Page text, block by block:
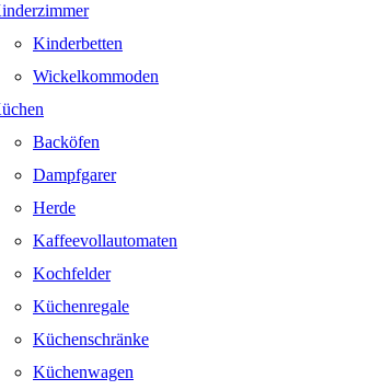
Kinderbetten
Wickelkommoden
Backöfen
Dampfgarer
Herde
Kaffeevollautomaten
Kochfelder
Küchenregale
Küchenschränke
Küchenwagen